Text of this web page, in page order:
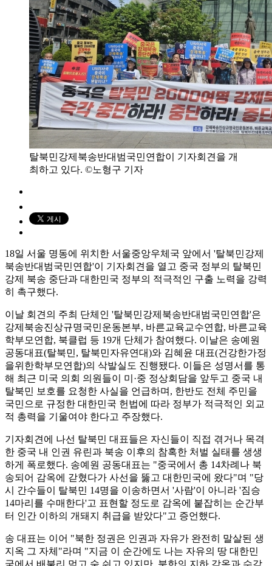
탈북민강제북송반대범국민연합이 기자회견을 개
최하고 있다. ©노형구 기자
18일 서울 명동에 위치한 서울중앙우체국 앞에서 '탈북민강제
북송반대범국민연합'이 기자회견을 열고 중국 정부의 탈북민
강제 북송 중단과 대한민국 정부의 적극적인 구출 노력을 강력
히 촉구했다.
이날 회견의 주최 단체인 '탈북민강제북송반대범국민연합'은
강제북송진상규명국민운동본부, 바른교육교수연합, 바른교육
학부모연합, 북클럽 등 19개 단체가 참여했다. 이날은 송예원
공동대표(탈북민, 탈북민자유연대)와 김혜윤 대표(건강한가정
을위한학부모연합)의 삭발실도 진행됐다. 이들은 성명서를 통
해 최근 미국 의회 의원들이 미·중 정상회담을 앞두고 중국 내
탈북민 보호를 요청한 사실을 언급하며, 한반도 전체 주민을
국민으로 규정한 대한민국 헌법에 따라 정부가 적극적인 외교
적 총력을 기울여야 한다고 주장했다.
기자회견에 나선 탈북민 대표들은 자신들이 직접 겪거나 목격
한 중국 내 인권 유린과 북송 이후의 참혹한 처벌 실태를 생생
하게 폭로했다. 송예원 공동대표는 "중국에서 총 14차례나 북
송되어 감옥에 갇혔다가 사선을 뚫고 대한민국에 왔다"며 "당
시 간수들이 탈북민 14명을 이송하면서 '사람'이 아니라 '짐승
14마리를 수매한다'고 표현할 정도로 감옥에 붙잡히는 순간부
터 인간 이하의 개돼지 취급을 받았다"고 증언했다.
송 대표는 이어 "북한 정권은 인권과 자유가 완전히 말살된 생
지옥 그 자체"라며 "지금 이 순간에도 나는 자유의 땅 대한민
국에서 배불리 먹고 숨 쉬고 있지만, 북한의 지하 감옥과 수감